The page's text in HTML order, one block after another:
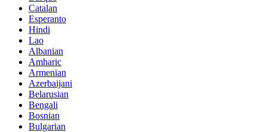
Catalan
Esperanto
Hindi
Lao
Albanian
Amharic
Armenian
Azerbaijani
Belarusian
Bengali
Bosnian
Bulgarian